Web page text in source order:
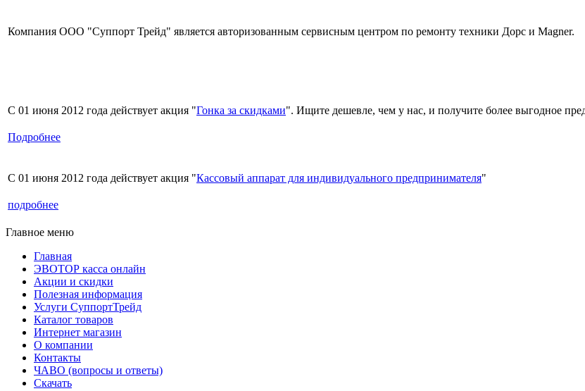
Компания ООО "Суппорт Трейд" является авторизованным сервисным центром по ремонту техники Дорс и Magner.
С 01 июня 2012 года действует акция "Гонка за скидками". Ищите дешевле, чем у нас, и получите более выгодное
Подробнее
С 01 июня 2012 года действует акция "Кассовый аппарат для индивидуального предпринимателя"
подробнее
Главное меню
Главная
ЭВОТОР касса онлайн
Акции и скидки
Полезная информация
Услуги СуппортТрейд
Каталог товаров
Интернет магазин
О компании
Контакты
ЧАВО (вопросы и ответы)
Скачать